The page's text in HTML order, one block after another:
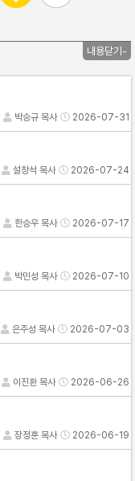
내용닫기-
박승규 목사 2026-07-31
설창석 목사 2026-07-24
한승우 목사 2026-07-17
박민성 목사 2026-07-10
은주성 목사 2026-07-03
이진환 목사 2026-06-26
장정훈 목사 2026-06-19